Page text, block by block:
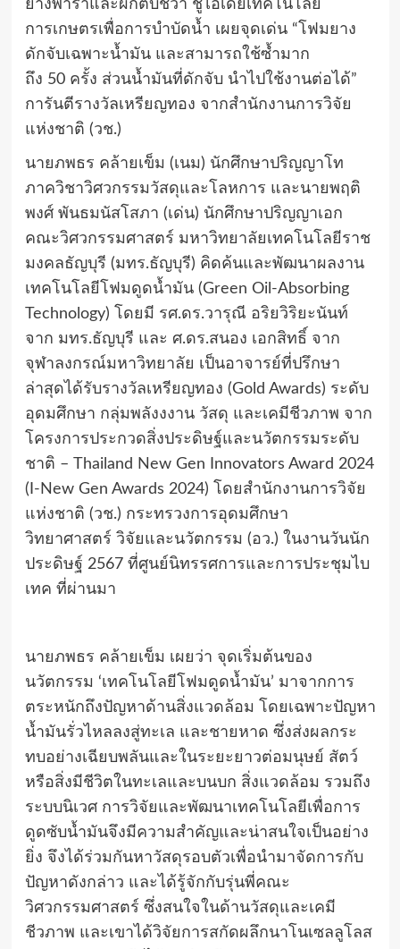
ยางพาราและผักตบชวา ชูไอเดียเทคโนโลยี
การเกษตรเพื่อการบำบัดน้ำ เผยจุดเด่น “โฟมยาง
ดักจับเฉพาะน้ำมัน และสามารถใช้ซ้ำมาก
ถึง 50 ครั้ง ส่วนน้ำมันที่ดักจับ นำไปใช้งานต่อได้”
การันตีรางวัลเหรียญทอง จากสำนักงานการวิจัย
แห่งชาติ (วช.)
นายภพธร คล้ายเข็ม (เนม) นักศึกษาปริญญาโท
ภาควิชาวิศวกรรมวัสดุและโลหการ และนายพฤติ
พงศ์ พันธมนัสโสภา (เด่น) นักศึกษาปริญญาเอก
คณะวิศวกรรมศาสตร์ มหาวิทยาลัยเทคโนโลยีราช
มงคลธัญบุรี (มทร.ธัญบุรี) คิดค้นและพัฒนาผลงาน
เทคโนโลยีโฟมดูดน้ำมัน (Green Oil-Absorbing
Technology) โดยมี รศ.ดร.วารุณี อริยวิริยะนันท์
จาก มทร.ธัญบุรี และ ศ.ดร.สนอง เอกสิทธิ์ จาก
จุฬาลงกรณ์มหาวิทยาลัย เป็นอาจารย์ที่ปรึกษา
ล่าสุดได้รับรางวัลเหรียญทอง (Gold Awards) ระดับ
อุดมศึกษา กลุ่มพลังงงาน วัสดุ และเคมีชีวภาพ จาก
โครงการประกวดสิ่งประดิษฐ์และนวัตกรรมระดับ
ชาติ – Thailand New Gen Innovators Award 2024
(I-New Gen Awards 2024) โดยสำนักงานการวิจัย
แห่งชาติ (วช.) กระทรวงการอุดมศึกษา
วิทยาศาสตร์ วิจัยและนวัตกรรม (อว.) ในงานวันนัก
ประดิษฐ์ 2567 ที่ศูนย์นิทรรศการและการประชุมไบ
เทค ที่ผ่านมา
นายภพธร คล้ายเข็ม เผยว่า จุดเริ่มต้นของ
นวัตกรรม ‘เทคโนโลยีโฟมดูดน้ำมัน’ มาจากการ
ตระหนักถึงปัญหาด้านสิ่งแวดล้อม โดยเฉพาะปัญหา
น้ำมันรั่วไหลลงสู่ทะเล และชายหาด ซึ่งส่งผลกระ
ทบอย่างเฉียบพลันและในระยะยาวต่อมนุษย์ สัตว์
หรือสิ่งมีชีวิตในทะเลและบนบก สิ่งแวดล้อม รวมถึง
ระบบนิเวศ การวิจัยและพัฒนาเทคโนโลยีเพื่อการ
ดูดซับน้ำมันจึงมีความสำคัญและน่าสนใจเป็นอย่าง
ยิ่ง จึงได้ร่วมกันหาวัสดุรอบตัวเพื่อนำมาจัดการกับ
ปัญหาดังกล่าว และได้รู้จักกับรุ่นพี่คณะ
วิศวกรรมศาสตร์ ซึ่งสนใจในด้านวัสดุและเคมี
ชีวภาพ และเขาได้วิจัยการสกัดผลึกนาโนเซลลูโลส